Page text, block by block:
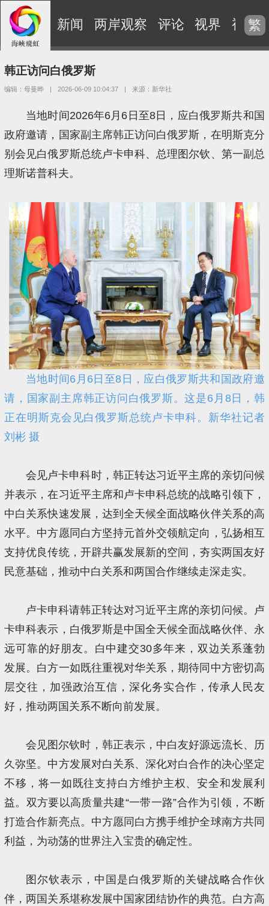
新闻 两岸观察 评论 视界 视频
繁
韩正访问白俄罗斯
编辑：母曼晔 | 2026-06-09 10:04:37 | 来源：新华社
当地时间2026年6月6日至8日，应白俄罗斯共和国
政府邀请，国家副主席韩正访问白俄罗斯，在明斯克分
别会见白俄罗斯总统卢卡申科、总理图尔钦、第一副总
理斯诺普科夫。
当地时间6月6日至8日，应白俄罗斯共和国政府邀
请，国家副主席韩正访问白俄罗斯。这是6月8日，韩
正在明斯克会见白俄罗斯总统卢卡申科。新华社记者
刘彬 摄
会见卢卡申科时，韩正转达习近平主席的亲切问候
并表示，在习近平主席和卢卡申科总统的战略引领下，
中白关系快速发展，达到全天候全面战略伙伴关系的高
水平。中方愿同白方坚持元首外交领航定向，弘扬相互
支持优良传统，开辟共赢发展新的空间，夯实两国友好
民意基础，推动中白关系和两国合作继续走深走实。
卢卡申科请韩正转达对习近平主席的亲切问候。卢
卡申科表示，白俄罗斯是中国全天候全面战略伙伴、永
远可靠的好朋友。白中建交30多年来，双边关系蓬勃
发展。白方一如既往重视对华关系，期待同中方密切高
层交往，加强政治互信，深化务实合作，传承人民友
好，推动两国关系不断向前发展。
会见图尔钦时，韩正表示，中白友好源远流长、历
久弥坚。中方发展对白关系、深化对白合作的决心坚定
不移，将一如既往支持白方维护主权、安全和发展利
益。双方要以高质量共建“一带一路”合作为引领，不断
打造合作新亮点。中方愿同白方携手维护全球南方共同
利益，为动荡的世界注入宝贵的确定性。
图尔钦表示，中国是白俄罗斯的关键战略合作伙
伴，两国关系堪称发展中国家团结协作的典范。白方高